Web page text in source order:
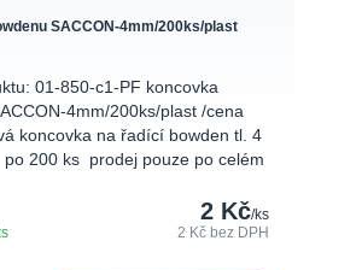
SACCON-4mm/200ks/plast
01-850-c1-PF koncovka
4mm/200ks/plast /cena
koncovka na řadící bowden tl. 4
200 ks prodej pouze po celém
2 Kč/ks
2 Kč bez DPH